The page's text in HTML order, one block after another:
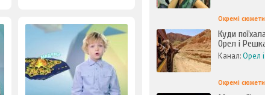
Окремі сюжети
Куди
Орел і
Канал:Орел
Окремі сюжети